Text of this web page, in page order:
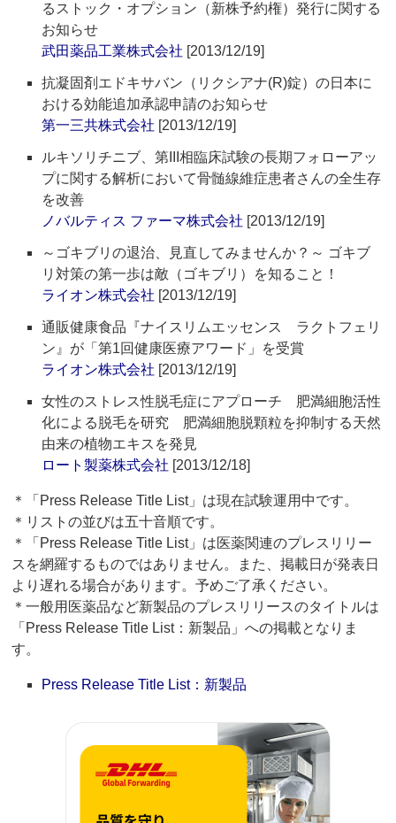
るストック・オプション（新株予約権）発行に関する
お知らせ
武田薬品工業株式会社 [2013/12/19]
抗凝固剤エドキサバン（リクシアナ(R)錠）の日本に
おける効能追加承認申請のお知らせ
第一三共株式会社 [2013/12/19]
ルキソリチニブ、第III相臨床試験の長期フォローアッ
プに関する解析において骨髄線維症患者さんの全生存
を改善
ノバルティス ファーマ株式会社 [2013/12/19]
～ゴキブリの退治、見直してみませんか？～ ゴキブ
リ対策の第一歩は敵（ゴキブリ）を知ること！
ライオン株式会社 [2013/12/19]
通販健康食品『ナイスリムエッセンス ラクトフェリ
ン』が「第1回健康医療アワード」を受賞
ライオン株式会社 [2013/12/19]
女性のストレス性脱毛症にアプローチ 肥満細胞活性
化による脱毛を研究 肥満細胞脱顆粒を抑制する天然
由来の植物エキスを発見
ロート製薬株式会社 [2013/12/18]
＊「Press Release Title List」は現在試験運用中です。
＊リストの並びは五十音順です。
＊「Press Release Title List」は医薬関連のプレスリリー
スを網羅するものではありません。また、掲載日が発表日
より遅れる場合があります。予めご了承ください。
＊一般用医薬品など新製品のプレスリリースのタイトルは
「Press Release Title List：新製品」への掲載となりま
す。
Press Release Title List：新製品